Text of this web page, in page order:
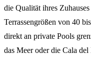
die Qualität ihres
Terrassengrößen von 40
direkt an private Pools
das Meer oder die Cala